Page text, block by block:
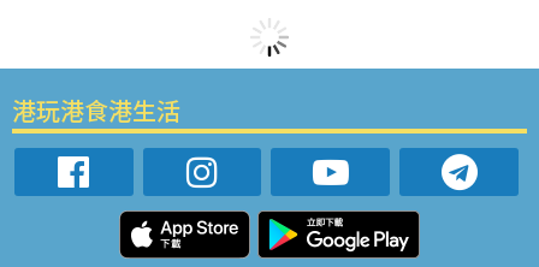
港玩港食港生活